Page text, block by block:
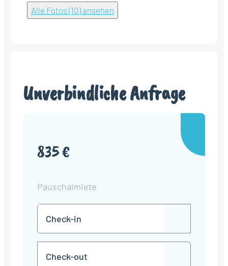
Alle Fotos (10) ansehen
Unverbindliche Anfrage
835 €
Pauschalmiete
in
TT
Punkt
MM
JJJJ
TT